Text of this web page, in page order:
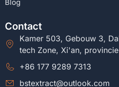
Blog
Contact
Kamer 503, Gebouw 3,
tech Zone, Xi'an,
+86 177 9289 7313
bstextract@outlook.com